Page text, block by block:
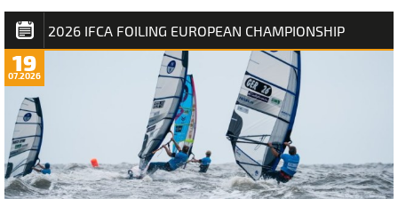
besten Freestyl…
2026 IFCA FOILING EUROPEAN CHAMPIONSHIP
19
07.2026